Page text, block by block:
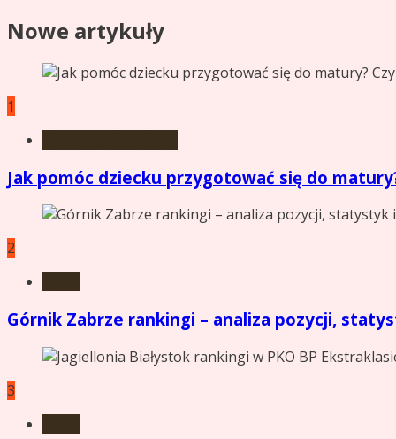
Nowe artykuły
1
Jak pomóc dziecku przygotować się do
2
Górnik Zabrze rankingi – analiza pozycji,
3